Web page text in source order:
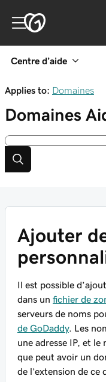
Centre d’aide
Applies to: Domaines
Domaines
Ajouter
Il est possible
dans un fichier de
serveurs de noms
de GoDaddy. Les
une adresse IP, et
que peut avoir un
de l’extension de ce